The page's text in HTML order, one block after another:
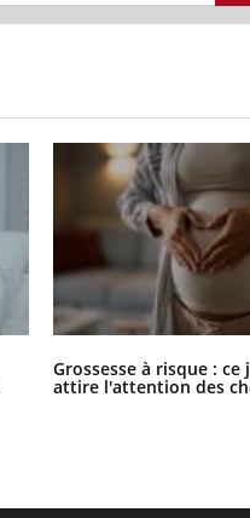
Grossesse à risque :
attire l'attention des